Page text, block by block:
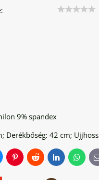
9% spandex
Derékbőség: 42 cm;
PinterestReddit LinkedIn